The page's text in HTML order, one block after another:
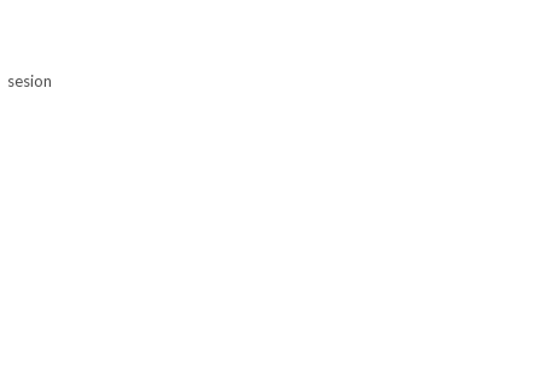
sesion